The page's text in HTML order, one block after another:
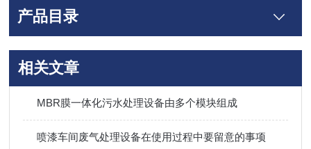
产品目录
相关文章
MBR膜一体化污水处理设备由多个模块组成
喷漆车间废气处理设备在使用过程中要留意的事项